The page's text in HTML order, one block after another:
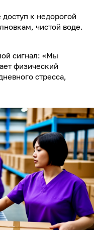
доступ к недорогой
чистой воде.
сигнал: «Мы
физический
стресса,